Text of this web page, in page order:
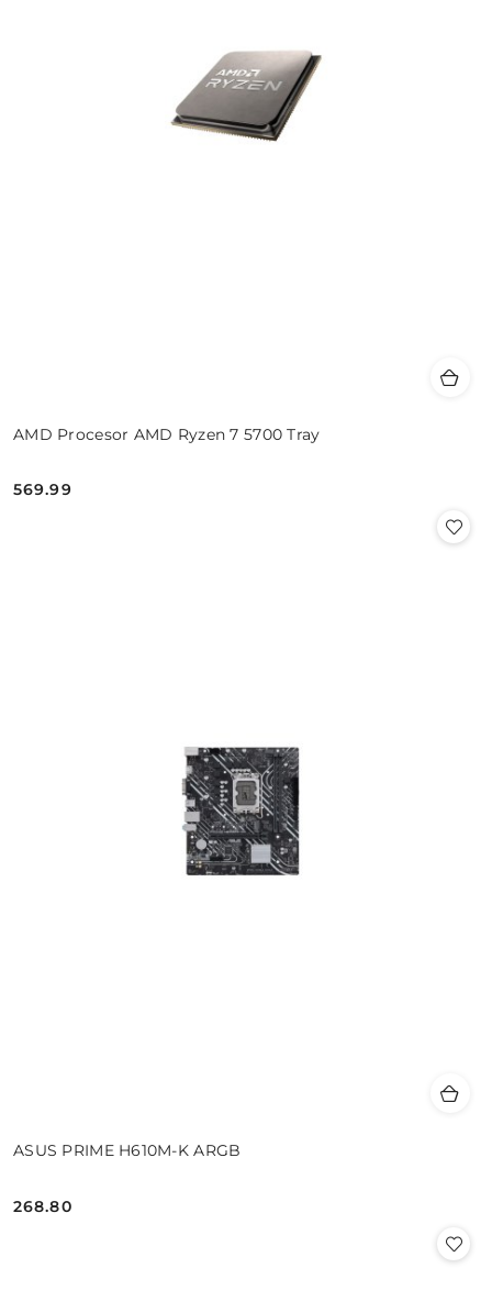
AMD Procesor AMD Ryzen 7 5700 Tray
Cena:
569.99
ASUS PRIME H610M-K ARGB
Cena:
268.80